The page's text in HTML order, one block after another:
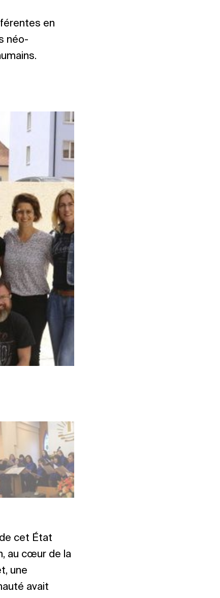
en
néo-
cet État
au cœur de la
une
avait